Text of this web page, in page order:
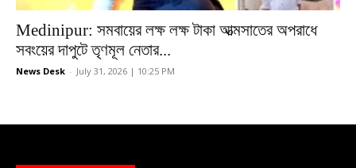
Medinipur: সমবায়ের লক্ষ লক্ষ টাকা আত্মসাতের অপরাধে
সবংয়ের দাপুটে তৃণমূল নেতার...
News Desk - July 31, 2026 | 10:25 PM